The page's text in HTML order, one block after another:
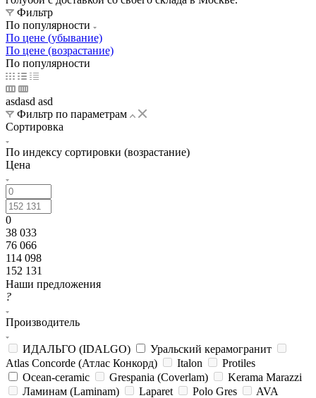
Светло-коричневый
Серо-голубой Серо-белый
Слоновая кость
Тёмно-серый
Фисташковый
Малахитовый Морская волна Мята
Фильтр
По популярности
По цене (убывание)
По цене (возрастание)
По популярности
asdasd asd
Фильтр по параметрам
Сортировка
По индексу сортировки (возрастание)
Цена
0
38 033
76 066
114 098
152 131
Наши предложения
?
Производитель
ИДАЛЬГО (IDALGO)
Уральский керамогранит
Atlas Concorde (Атлас Конкорд)
Italon
Protiles
Ocean-ceramic
Grespania (Coverlam)
Kerama Marazzi
Ламинам (Laminam)
Laparet Polo Gres
AVA